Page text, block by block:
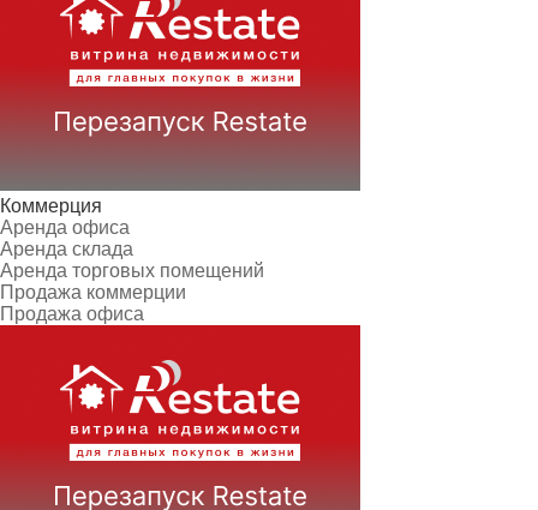
Коммерция
Аренда офиса
Аренда склада
Аренда торговых помещений
Продажа коммерции
Продажа офиса